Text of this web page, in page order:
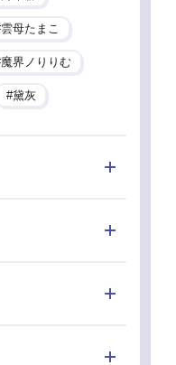
雲母たまこ
魔界ノりりむ
黛灰